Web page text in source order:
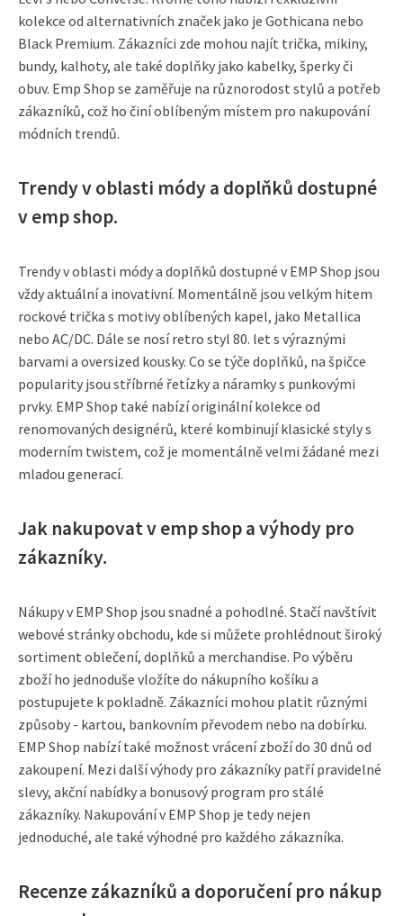
kolekce od alternativních značek jako je Gothicana nebo
Black Premium. Zákazníci zde mohou najít trička, mikiny,
bundy, kalhoty, ale také doplňky jako kabelky, šperky či
obuv. Emp Shop se zaměřuje na různorodost stylů a potřeb
zákazníků, což ho činí oblíbeným místem pro nakupování
módních trendů.
Trendy v oblasti módy a doplňků dostupné
v emp shop.
Trendy v oblasti módy a doplňků dostupné v EMP Shop jsou
vždy aktuální a inovativní. Momentálně jsou velkým hitem
rockové trička s motivy oblíbených kapel, jako Metallica
nebo AC/DC. Dále se nosí retro styl 80. let s výraznými
barvami a oversized kousky. Co se týče doplňků, na špičce
popularity jsou stříbrné řetízky a náramky s punkovými
prvky. EMP Shop také nabízí originální kolekce od
renomovaných designérů, které kombinují klasické styly s
moderním twistem, což je momentálně velmi žádané mezi
mladou generací.
Jak nakupovat v emp shop a výhody pro
zákazníky.
Nákupy v EMP Shop jsou snadné a pohodlné. Stačí navštívit
webové stránky obchodu, kde si můžete prohlédnout široký
sortiment oblečení, doplňků a merchandise. Po výběru
zboží ho jednoduše vložíte do nákupního košíku a
postupujete k pokladně. Zákazníci mohou platit různými
způsoby - kartou, bankovním převodem nebo na dobírku.
EMP Shop nabízí také možnost vrácení zboží do 30 dnů od
zakoupení. Mezi další výhody pro zákazníky patří pravidelné
slevy, akční nabídky a bonusový program pro stálé
zákazníky. Nakupování v EMP Shop je tedy nejen
jednoduché, ale také výhodné pro každého zákazníka.
Recenze zákazníků a doporučení pro nákup